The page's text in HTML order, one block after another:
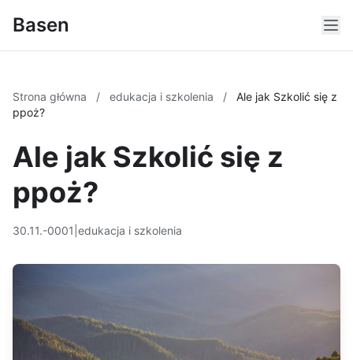
Basen
Strona główna / edukacja i szkolenia /
Ale jak Szkolić się z
ppoż?
Ale jak Szkolić się z
ppoż?
30.11.-0001 edukacja i szkolenia